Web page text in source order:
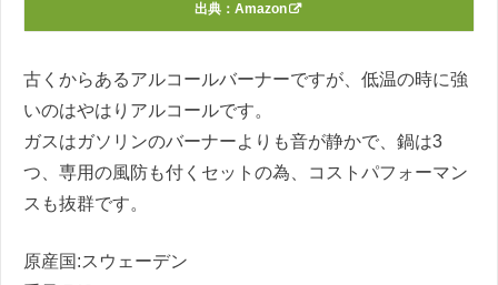
出典： Amazon
古くからあるアルコールバーナーですが、低温の時に強
いのはやはりアルコールです。
ガスはガソリンのバーナーよりも音が静かで、鍋は3
つ、専用の風防も付くセットの為、コストパフォーマン
スも抜群です。
原産国 :スウェーデン